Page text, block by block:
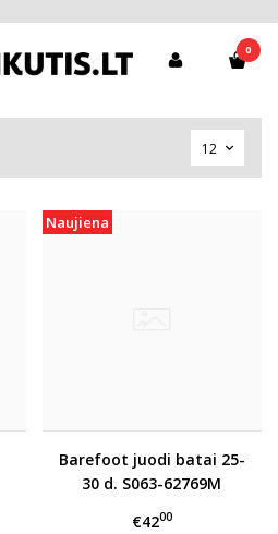
0
D.D.Step (Vengrija)
Naujiena
Barefoot juodi batai 25-
30 d. S063-62769M
€4200